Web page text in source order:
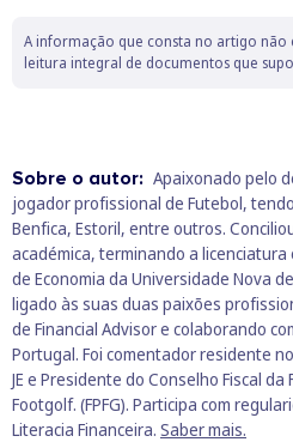
A informação que consta no artigo não
leitura integral de documentos que
Sobre o autor: Apaixonado pelo
jogador profissional de Futebol,
Benfica, Estoril, entre outros.
académica, terminando a licenciatura
de Economia da Universidade Nova
ligado às suas duas paixões
de Financial Advisor e colaborando
Portugal. Foi comentador residente
JE e Presidente do Conselho Fiscal
Footgolf. (FPFG). Participa com
Literacia Financeira. Saber mais.